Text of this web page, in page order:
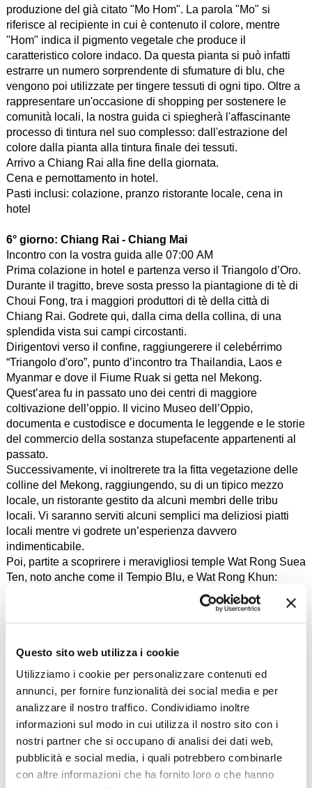
Questo sito web utilizza i cookie
Utilizziamo i cookie per personalizzare contenuti ed
annunci, per fornire funzionalità dei social media e per
analizzare il nostro traffico. Condividiamo inoltre
informazioni sul modo in cui utilizza il nostro sito con i
nostri partner che si occupano di analisi dei dati web,
pubblicità e social media, i quali potrebbero combinarle
con altre informazioni che ha fornito loro o che hanno
produzione del già citato "Mo Hom". La parola "Mo" si
riferisce al recipiente in cui è contenuto il colore, mentre
"Hom" indica il pigmento vegetale che produce il
caratteristico colore indaco. Da questa pianta si può infatti
estrarre un numero sorprendente di sfumature di blu, che
vengono poi utilizzate per tingere tessuti di ogni tipo. Oltre a
rappresentare un'occasione di shopping per sostenere le
comunità locali, la nostra guida ci spiegherà l'affascinante
processo di tintura nel suo complesso: dall'estrazione del
colore dalla pianta alla tintura finale dei tessuti.
Arrivo a Chiang Rai alla fine della giornata.
Cena e pernottamento in hotel.
Pasti inclusi: colazione, pranzo ristorante locale, cena in
hotel
6° giorno: Chiang Rai - Chiang Mai
Incontro con la vostra guida alle 07:00 AM
Prima colazione in hotel e partenza verso il Triangolo d’Oro.
Durante il tragitto, breve sosta presso la piantagione di tè di
Choui Fong, tra i maggiori produttori di tè della città di
Chiang Rai. Godrete qui, dalla cima della collina, di una
splendida vista sui campi circostanti.
Dirigentovi verso il confine, raggiungerere il celebérrimo
“Triangolo d'oro”, punto d’incontro tra Thailandia, Laos e
Myanmar e dove il Fiume Ruak si getta nel Mekong.
Quest’area fu in passato uno dei centri di maggiore
coltivazione dell’oppio. Il vicino Museo dell’Oppio,
documenta e custodisce e documenta le leggende e le storie
del commercio della sostanza stupefacente appartenenti al
passato.
Successivamente, vi inoltrerete tra la fitta vegetazione delle
colline del Mekong, raggiungendo, su di un tipico mezzo
locale, un ristorante gestito da alcuni membri delle tribu
locali. Vi saranno serviti alcuni semplici ma deliziosi piatti
locali mentre vi godrete un’esperienza davvero
indimenticabile.
Poi, partite a scoprirere i meravigliosi temple Wat Rong Suea
Ten, noto anche come il Tempio Blu, e Wat Rong Khun:
conosciuto anche come il Tempio Bianco, è una visita
imperdibile nel nord della Thailandia. Le spighe frastagliate
di questo scintillante Tempio Banco emergono da un
riflette elegantemente nel laghetto adiacente. Questa
magnifica e intricata opera d'arte è una combinazione di arte
antica e architettura contemporanea unica, realizzata
dall‘artista locale Chalermchai Kositpipat.
Arrivo nel tardo pomeriggio a Chiang Mai. Antica città
circondata da mura, con i suoi viali alberati, le sue viuzze
caratteristiche, i suoi calorosi abitanti e la sua golosa cucina,
“La rosa del Nord” è annoverata tra le città più affascinanti
del Paese.